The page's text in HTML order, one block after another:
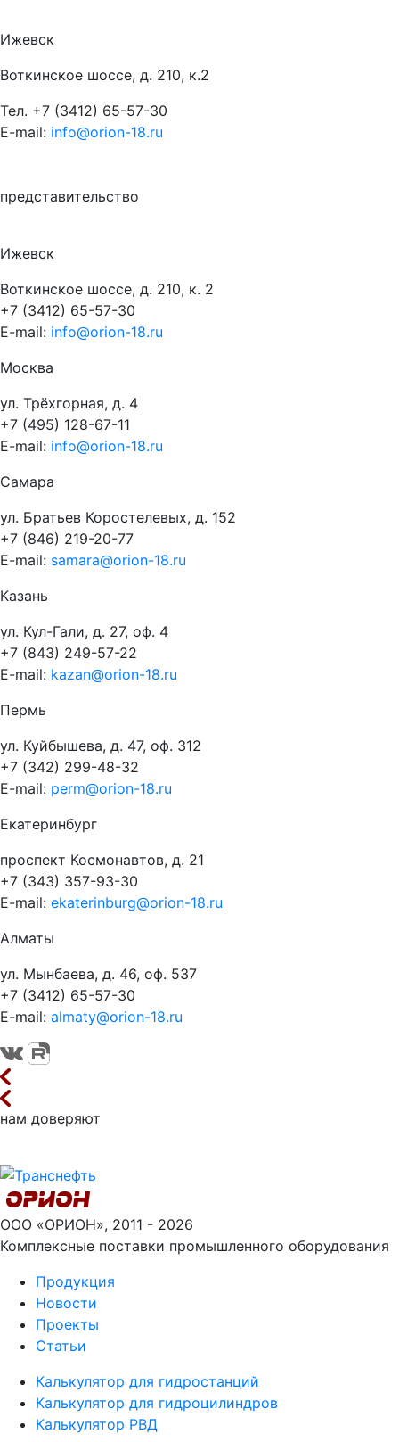
Ижевск
Воткинское шоссе, д. 210, к.2
Тел. +7 (3412) 65-57-30
E-mail: info@orion-18.ru
представительство
Ижевск
Воткинское шоссе, д. 210, к. 2
+7 (3412) 65-57-30
E-mail: info@orion-18.ru
Москва
ул. Трёхгорная, д. 4
+7 (495) 128-67-11
E-mail: info@orion-18.ru
Самара
ул. Братьев Коростелевых, д. 152
+7 (846) 219-20-77
E-mail: samara@orion-18.ru
Казань
ул. Кул-Гали, д. 27, оф. 4
+7 (843) 249-57-22
E-mail: kazan@orion-18.ru
Пермь
ул. Куйбышева, д. 47, оф. 312
+7 (342) 299-48-32
E-mail: perm@orion-18.ru
Екатеринбург
проспект Космонавтов, д. 21
+7 (343) 357-93-30
E-mail: ekaterinburg@orion-18.ru
Алматы
ул. Мынбаева, д. 46, оф. 537
+7 (3412) 65-57-30
E-mail: almaty@orion-18.ru
нам доверяют
ООО «ОРИОН», 2011 - 2026
Комплексные поставки промышленного оборудования
Продукция
Новости
Проекты
Статьи
Калькулятор для гидростанций
Калькулятор для гидроцилиндров
Калькулятор РВД